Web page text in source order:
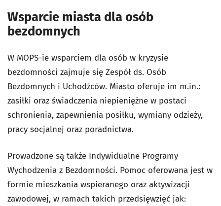
Wsparcie miasta dla osób
bezdomnych
W MOPS-ie wsparciem dla osób w kryzysie
bezdomności zajmuje się Zespół ds. Osób
Bezdomnych i Uchodźców. Miasto oferuje im m.in.:
zasiłki oraz świadczenia niepieniężne w postaci
schronienia, zapewnienia posiłku, wymiany odzieży,
pracy socjalnej oraz poradnictwa.
Prowadzone są także Indywidualne Programy
Wychodzenia z Bezdomności. Pomoc oferowana jest w
formie mieszkania wspieranego oraz aktywizacji
zawodowej, w ramach takich przedsięwzięć jak: